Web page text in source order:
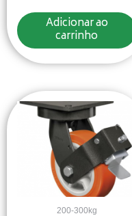
Adicionar ao
carrinho
200-300kg